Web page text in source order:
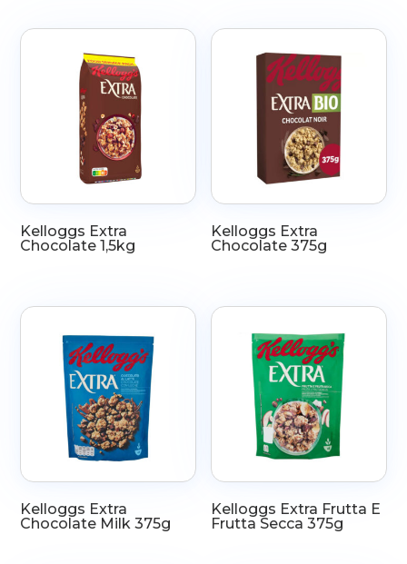
Kelloggs Extra
Chocolate 1,5kg
Kelloggs Extra
Chocolate 375g
Kelloggs Extra
Chocolate Milk 375g
Kelloggs Extra Frutta E
Frutta Secca 375g